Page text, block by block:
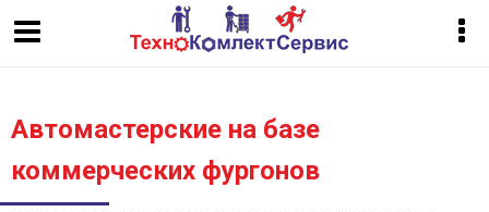
Автомастерские на базе
коммерческих фургонов